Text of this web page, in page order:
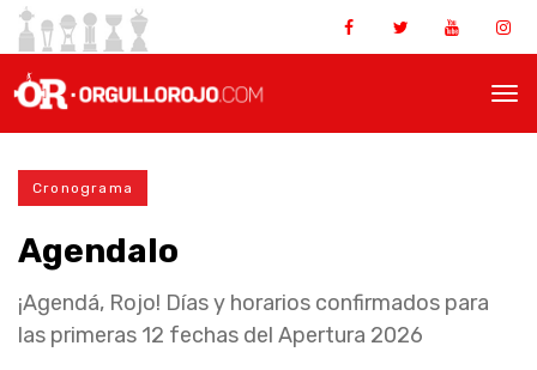
Cronograma
Agendalo
¡Agendá, Rojo! Días y horarios confirmados para
las primeras 12 fechas del Apertura 2026